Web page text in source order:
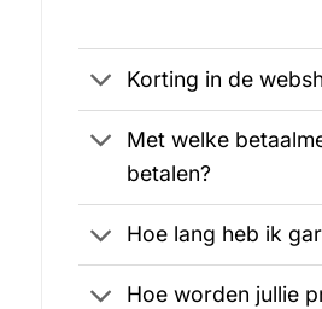
klantbeoordeling
Korting in de
Met welke
betalen?
Hoe lang heb ik
Hoe worden jullie